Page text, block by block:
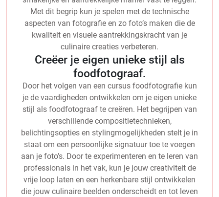
Met dit begrip kun je spelen met de technische
aspecten van fotografie en zo foto’s maken die de
kwaliteit en visuele aantrekkingskracht van je
culinaire creaties verbeteren.
Creëer je eigen unieke stijl als
foodfotograaf.
Door het volgen van een cursus foodfotografie kun
je de vaardigheden ontwikkelen om je eigen unieke
stijl als foodfotograaf te creëren. Het begrijpen van
verschillende compositietechnieken,
belichtingsopties en stylingmogelijkheden stelt je in
staat om een persoonlijke signatuur toe te voegen
aan je foto’s. Door te experimenteren en te leren van
professionals in het vak, kun je jouw creativiteit de
vrije loop laten en een herkenbare stijl ontwikkelen
die jouw culinaire beelden onderscheidt en tot leven